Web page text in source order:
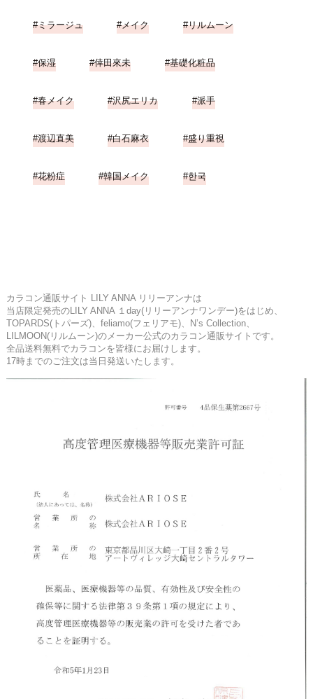
ミラージュ メイク リルムーン
保湿 倖田來未 基礎化粧品
春メイク 沢尻エリカ 派手
渡辺直美 白石麻衣 盛り重視
花粉症 韓国メイク 한국
カラコン通販サイト LILY ANNA リリーアンナは
当店限定発売のLILY ANNA １day(リリーアンナワンデー)をはじめ、
TOPARDS(トパーズ)、feliamo(フェリアモ)、N’s Collection、
LILMOON(リルムーン)のメーカー公式のカラコン通販サイトです。
全品送料無料でカラコンを皆様にお届けします。
17時までのご注文は当日発送いたします。